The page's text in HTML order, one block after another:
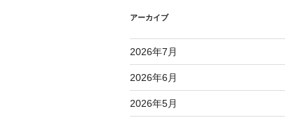
アーカイブ
2026年7月
2026年6月
2026年5月